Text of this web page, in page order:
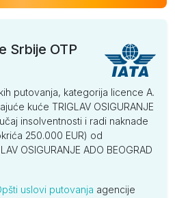
Srbije OTP
putovanja, kategorija licence A.
kuće TRIGLAV OSIGURANJE
insolventnosti i radi naknade
250.000 EUR) od
OSIGURANJE ADO BEOGRAD
uslovi putovanja agencije